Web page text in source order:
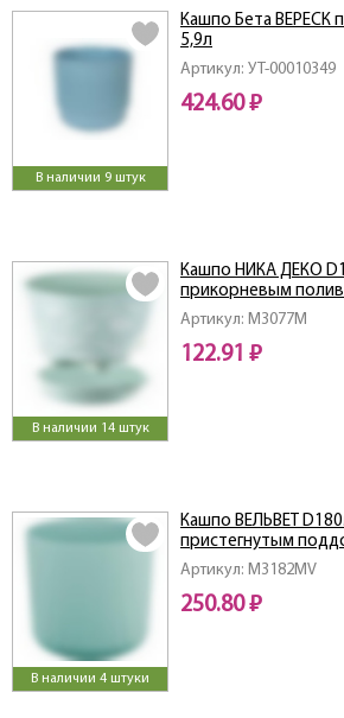
В наличии 9 штук
Артикул: УТ-00010349
Кашпо Бета ВЕРЕСК
5,9л
424.60 ₽
В наличии 14 штук
Артикул: M3077M
Кашпо НИКА ДЕКО
прикорневым
122.91 ₽
В наличии 4 штуки
Артикул: M3182MV
Кашпо ВЕЛЬВЕТ
пристегнутым
250.80 ₽